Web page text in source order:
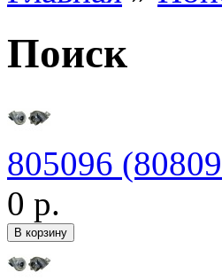
Поиск
805096
0 р.